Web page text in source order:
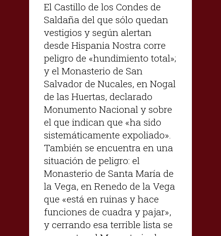
El Castillo de los Condes de
Saldaña del que sólo quedan
vestigios y según alertan
desde Hispania Nostra corre
peligro de «hundimiento total»;
y el Monasterio de San
Salvador de Nucales, en Nogal
de las Huertas, declarado
Monumento Nacional y sobre
el que indican que «ha sido
sistemáticamente expoliado».
También se encuentra en una
situación de peligro: el
Monasterio de Santa María de
la Vega, en Renedo de la Vega
que «está en ruinas y hace
funciones de cuadra y pajar»,
y cerrando esa terrible lista se